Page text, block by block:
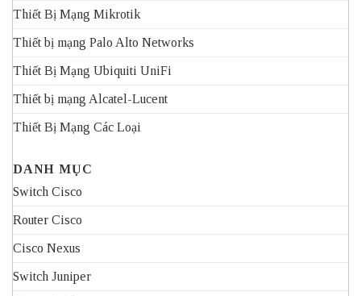
Thiết Bị Mạng Mikrotik
Thiết bị mạng Palo Alto Networks
Thiết Bị Mạng Ubiquiti UniFi
Thiết bị mạng Alcatel-Lucent
Thiết Bị Mạng Các Loại
DANH MỤC
Switch Cisco
Router Cisco
Cisco Nexus
Switch Juniper